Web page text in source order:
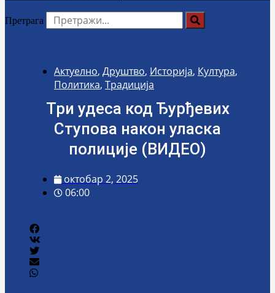
Претрага
Актуелно, Друштво, Историја, Култура,
Политика, Традиција
Три удеса код Ђурђевих
Ступова након уласка
полиције (ВИДЕО)
октобар 2, 2025
06:00